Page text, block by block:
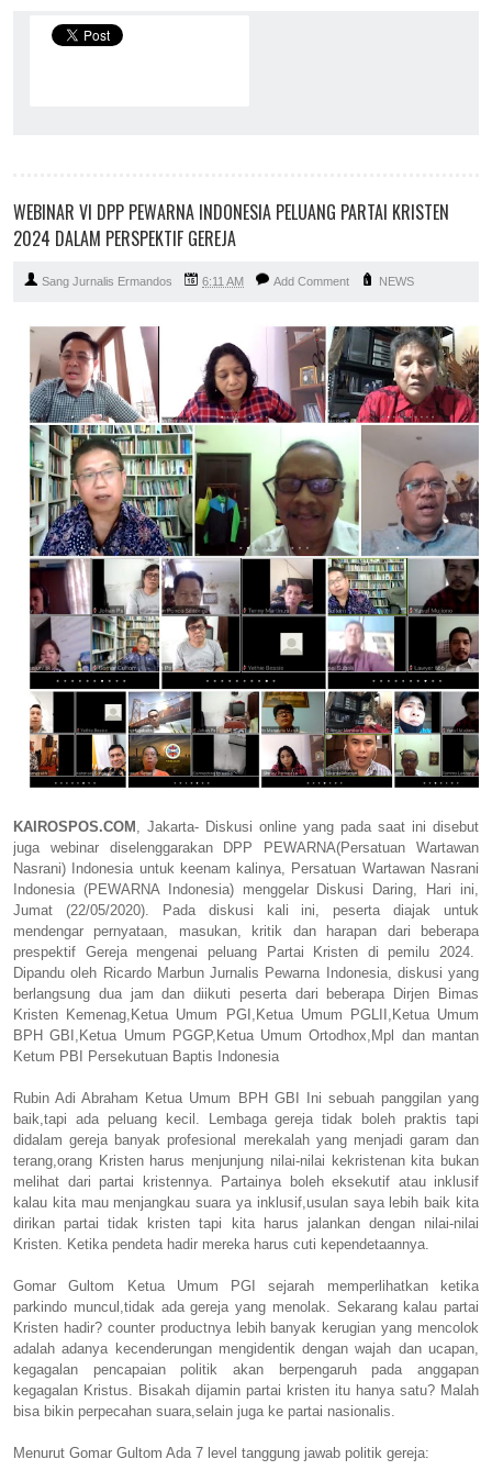
WEBINAR VI DPP PEWARNA INDONESIA PELUANG PARTAI KRISTEN
2024 DALAM PERSPEKTIF GEREJA
Sang Jurnalis Ermandos 6:11 AM Add Comment NEWS
KAIROSPOS.COM , Jakarta- Diskusi online yang pada saat ini disebut
juga webinar diselenggarakan DPP PEWARNA(Persatuan Wartawan
Nasrani) Indonesia untuk keenam kalinya, Persatuan Wartawan Nasrani
Indonesia (PEWARNA Indonesia) menggelar Diskusi Daring, Hari ini,
Jumat (22/05/2020). Pada diskusi kali ini, peserta diajak untuk
mendengar pernyataan, masukan, kritik dan harapan dari beberapa
prespektif Gereja mengenai peluang Partai Kristen di pemilu 2024.
Dipandu oleh Ricardo Marbun Jurnalis Pewarna Indonesia, diskusi yang
berlangsung dua jam dan diikuti peserta dari beberapa Dirjen Bimas
Kristen Kemenag,Ketua Umum PGI,Ketua Umum PGLII,Ketua Umum
BPH GBI,Ketua Umum PGGP,Ketua Umum Ortodhox,Mpl dan mantan
Ketum PBI Persekutuan Baptis Indonesia
Rubin Adi Abraham Ketua Umum BPH GBI Ini sebuah panggilan yang
baik,tapi ada peluang kecil. Lembaga gereja tidak boleh praktis tapi
didalam gereja banyak profesional merekalah yang menjadi garam dan
terang,orang Kristen harus menjunjung nilai-nilai kekristenan kita bukan
melihat dari partai kristennya. Partainya boleh eksekutif atau inklusif
kalau kita mau menjangkau suara ya inklusif,usulan saya lebih baik kita
dirikan partai tidak kristen tapi kita harus jalankan dengan nilai-nilai
Kristen. Ketika pendeta hadir mereka harus cuti kependetaannya.
Gomar Gultom Ketua Umum PGI sejarah memperlihatkan ketika
parkindo muncul,tidak ada gereja yang menolak. Sekarang kalau partai
Kristen hadir? counter productnya lebih banyak kerugian yang mencolok
adalah adanya kecenderungan mengidentik dengan wajah dan ucapan,
kegagalan pencapaian politik akan berpengaruh pada anggapan
kegagalan Kristus. Bisakah dijamin partai kristen itu hanya satu? Malah
bisa bikin perpecahan suara,selain juga ke partai nasionalis.
Menurut Gomar Gultom Ada 7 level tanggung jawab politik gereja: